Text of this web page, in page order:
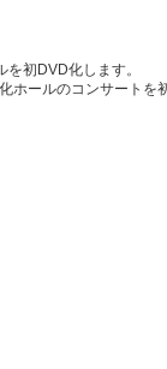
初DVD化します。
ホールのコンサートを